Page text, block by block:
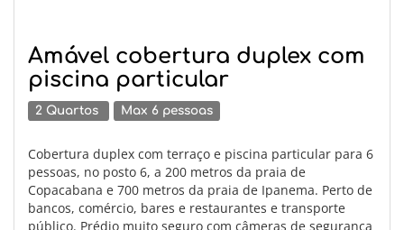
Amável cobertura duplex com
piscina particular
2 Quartos Max 6 pessoas
Cobertura duplex com terraço e piscina particular para 6
pessoas, no posto 6, a 200 metros da praia de
Copacabana e 700 metros da praia de Ipanema. Perto de
bancos, comércio, bares e restaurantes e transporte
público. Prédio muito seguro com câmeras de segurança